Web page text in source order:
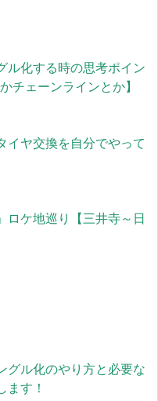
ル化する時の思考ポイン
チェーンラインとか】
イヤ交換を自分でやって
ロケ地巡り【三井寺～日
グル化のやり方と必要な
ます！